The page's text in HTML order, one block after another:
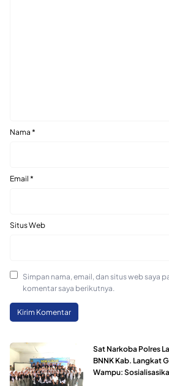
Nama *
Email *
Situs Web
Simpan nama, email, dan situs web saya
komentar saya berikutnya.
Sat Narkoba Polres
BNNK Kab. Langkat
Wampu: